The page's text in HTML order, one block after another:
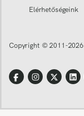
Elérhetőségeink
Copyright © 2011-2026